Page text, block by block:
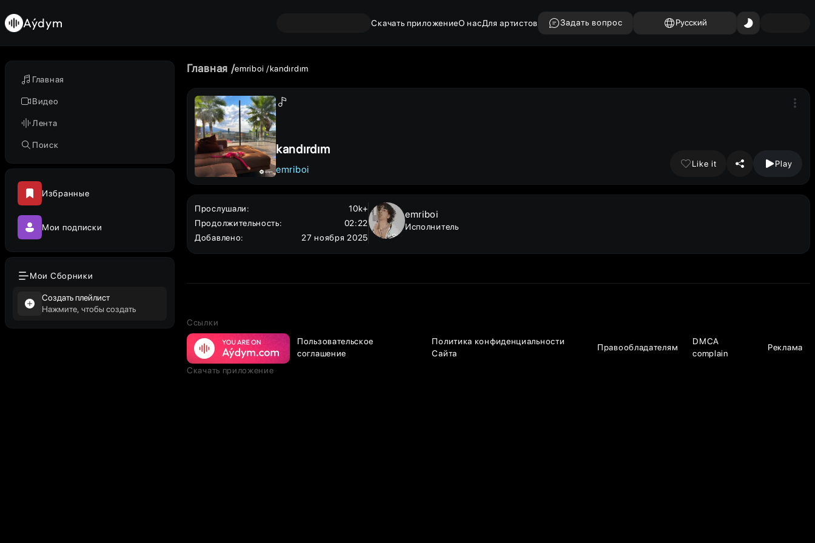
Главная
Видео
Лента
Поиск
Избранные
Мои подписки
Мои Сборники
Создать плейлист
Нажмите, чтобы создать
Aýdym Скачать приложениеО насДля артистов Задать вопрос Русский
Главная emriboi kandırdım
kandırdım
emriboi
Like it Play
Прослушали:
10k+
Продолжительность:
02:22
Добавлено: 27 ноября 2025
emriboi
Исполнитель
Ссылки
Пользовательское
соглашение
Политика конфиденциальности
Сайта
Правообладателям
DMCA
complain
Реклама
Скачать приложение